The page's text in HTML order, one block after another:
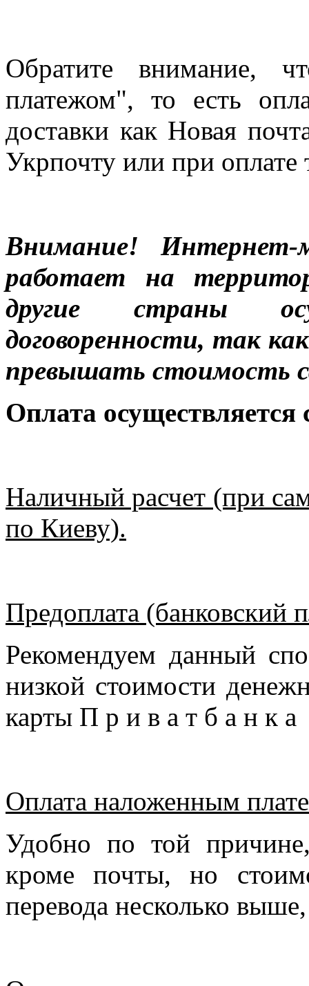
Обратите внимание,
платежом", то есть
доставки как Новая
Укрпочту или при оплате
Внимание! Интернет-
работает на
другие страны
договоренности, так
превышать стоимость
Оплата
Наличный расчет (при
по Киеву).
Предоплата (банковский
Рекомендуем данный
низкой стоимости
карты П р и в а т б а н к
Оплата наложенным
Удобно по той
кроме почты, но
перевода несколько